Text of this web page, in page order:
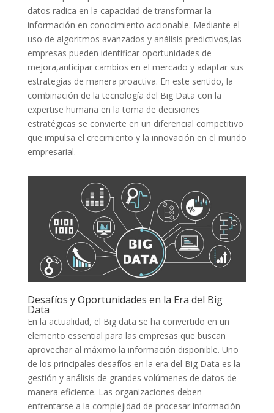
datos ⁣radica⁣ en la capacidad de transformar la⁢
información en‍ conocimiento accionable. Mediante el
uso de algoritmos avanzados y análisis predictivos,las
⁢empresas pueden​ identificar oportunidades de
mejora,anticipar cambios en el mercado y adaptar sus
‌estrategias de manera‌ proactiva. ⁢En ⁢este sentido, la
combinación de⁢ la tecnología del Big Data ‌con la
expertise humana en la ​toma de ⁢decisiones
estratégicas se convierte en un diferencial competitivo
⁣que impulsa el ⁣crecimiento ​y la innovación en el ⁣mundo
empresarial.
Desafíos y ‍Oportunidades en la Era del Big
⁣Data
En la ⁣actualidad,⁤ el Big‍ data se ​ha convertido⁤ en un
elemento essential para las ‍empresas‍ que buscan
aprovechar ⁢al⁤ máximo la ​información ⁢disponible. Uno
de los‌ principales desafíos en la era del Big Data es ​la
gestión⁢ y análisis de grandes volúmenes de datos de
manera eficiente. Las organizaciones deben
enfrentarse ⁤a la complejidad de procesar información